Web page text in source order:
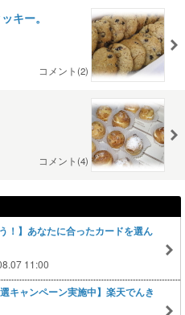
キー。
コメント(2)
コメント(4)
！】あなたに合ったカードを選ん
11:00
キャンペーン実施中】楽天でんき